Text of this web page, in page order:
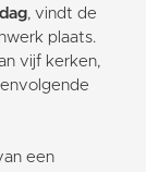
, vindt de
plaats.
vijf kerken,
een